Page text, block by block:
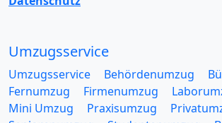
Umzugsservice
Umzugsservice Behördenumzug
Fernumzug
Firmenumzug
Mini Umzug
Praxisumzug